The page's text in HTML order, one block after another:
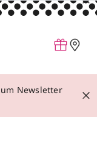
Newsletter